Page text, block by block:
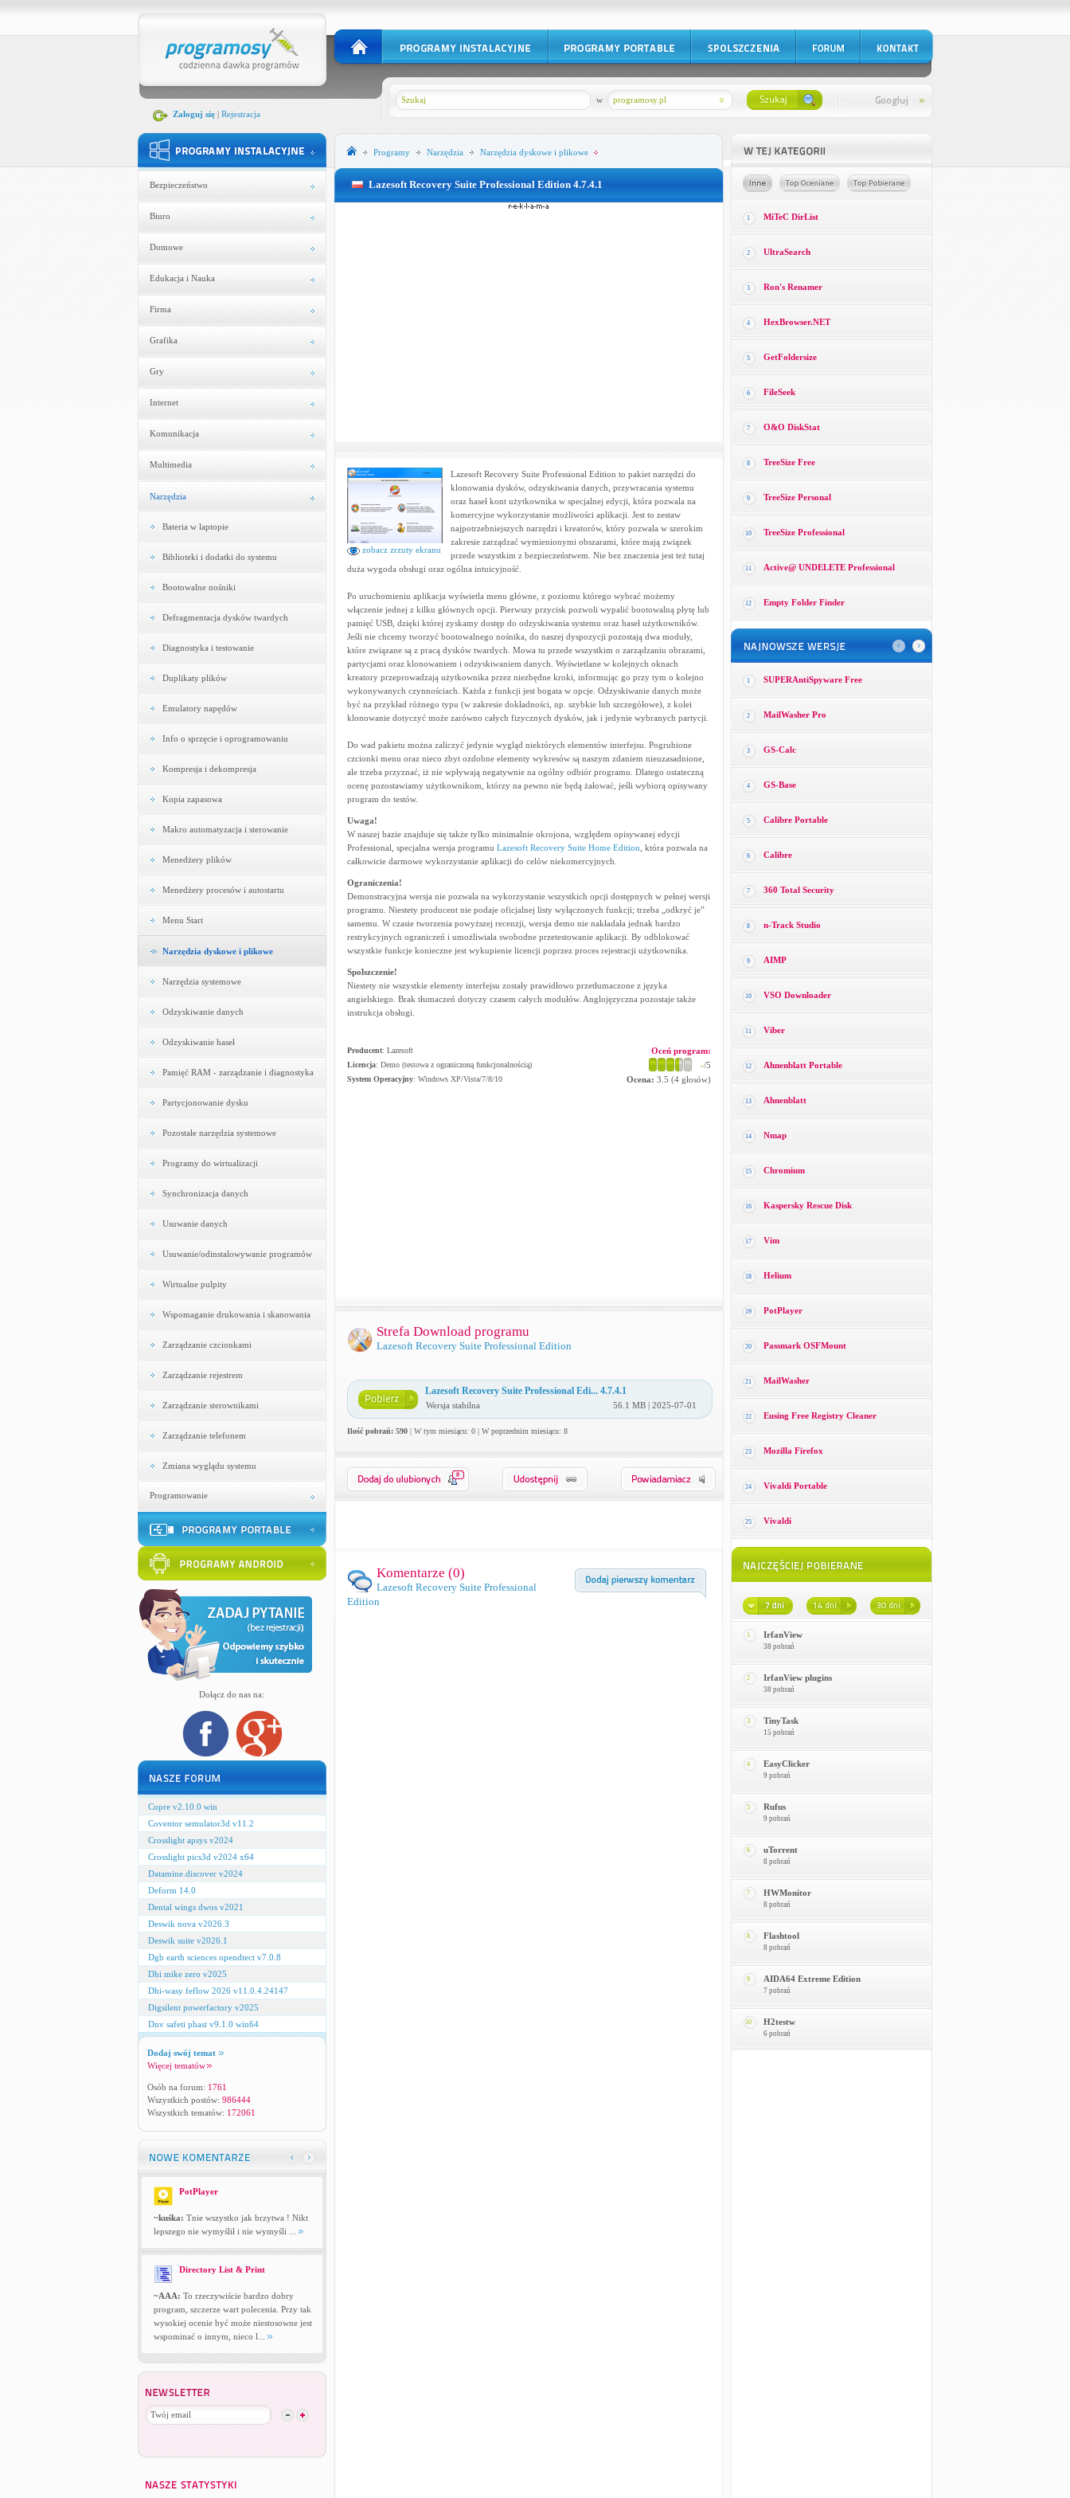
Zaloguj się| Rejestracja
programosy.pl
w
Bezpieczeństwo
Biuro
Domowe
Edukacja i Nauka
Firma
Grafika
Gry
Internet
Komunikacja
Multimedia
Narzędzia
Bateria w laptopie
Biblioteki i dodatki do systemu
Bootowalne nośniki
Defragmentacja dysków twardych
Diagnostyka i testowanie
Duplikaty plików
Emulatory napędów
Info o sprzęcie i oprogramowaniu
Kompresja i dekompresja
Kopia zapasowa
Makro automatyzacja i sterowanie
Menedżery plików
Menedżery procesów i autostartu
Menu Start
Narzędzia dyskowe i plikowe
Narzędzia systemowe
Odzyskiwanie danych
Odzyskiwanie haseł
Pamięć RAM - zarządzanie i diagnostyka
Partycjonowanie dysku
Pozostałe narzędzia systemowe
Programy do wirtualizacji
Synchronizacja danych
Usuwanie danych
Usuwanie/odinstalowywanie programów
Wirtualne pulpity
Wspomaganie drukowania i skanowania
Zarządzanie czcionkami
Zarządzanie rejestrem
Zarządzanie sterownikami
Zarządzanie telefonem
Zmiana wyglądu systemu
Programowanie
Dołącz do nas na:
Copre v2.10.0 win
Coventor semulator3d v11.2
Crosslight apsys v2024
Crosslight pics3d v2024 x64
Datamine.discover v2024
Deform 14.0
Dental wings dwos v2021
Deswik nova v2026.3
Deswik suite v2026.1
Dgb earth sciences opendtect v7.0.8
Dhi mike zero v2025
Dhi-wasy feflow 2026 v11.0.4.24147
Digsilent powerfactory v2025
Dnv safeti phast v9.1.0 win64
Dodaj swój temat
Więcej tematów
Osób na forum: 1761
Wszystkich postów: 986444
Wszystkich tematów: 172061
PotPlayer
~kuśka: Tnie wszystko jak brzytwa ! Nikt
lepszego nie wymyślił i nie wymyśli ...
Directory List & Print
~AAA: To rzeczywiście bardzo dobry
program, szczerze wart polecenia. Przy tak
wysokiej ocenie być może niestosowne jest
wspominać o innym, nieco l...
Programy Narzędzia Narzędzia dyskowe i plikowe
Lazesoft Recovery Suite Professional Edition 4.7.4.1
zobacz zrzuty ekranu
Lazesoft Recovery Suite Professional Edition to pakiet narzędzi do
klonowania dysków, odzyskiwania danych, przywracania systemu
oraz haseł kont użytkownika w specjalnej edycji, która pozwala na
komercyjne wykorzystanie możliwości aplikacji. Jest to zestaw
najpotrzebniejszych narzędzi i kreatorów, który pozwala w szerokim
zakresie zarządzać wymienionymi obszarami, które mają związek
przede wszystkim z bezpieczeństwem. Nie bez znaczenia jest też tutaj
duża wygoda obsługi oraz ogólna intuicyjność.
Po uruchomieniu aplikacja wyświetla menu główne, z poziomu którego wybrać możemy
włączenie jednej z kilku głównych opcji. Pierwszy przycisk pozwoli wypalić bootowalną płytę lub
pamięć USB, dzięki której zyskamy dostęp do odzyskiwania systemu oraz haseł użytkowników.
Jeśli nie chcemy tworzyć bootowalnego nośnika, do naszej dyspozycji pozostają dwa moduły,
które związane są z pracą dysków twardych. Mowa tu przede wszystkim o zarządzaniu obrazami,
partycjami oraz klonowaniem i odzyskiwaniem danych. Wyświetlane w kolejnych oknach
kreatory przeprowadzają użytkownika przez niezbędne kroki, informując go przy tym o kolejno
wykonywanych czynnościach. Każda z funkcji jest bogata w opcje. Odzyskiwanie danych może
być na przykład różnego typu (w zakresie dokładności, np. szybkie lub szczegółowe), z kolei
klonowanie dotyczyć może zarówno całych fizycznych dysków, jak i jedynie wybranych partycji.
Do wad pakietu można zaliczyć jedynie wygląd niektórych elementów interfejsu. Pogrubione
czcionki menu oraz nieco zbyt ozdobne elementy wykresów są naszym zdaniem nieuzasadnione,
ale trzeba przyznać, iż nie wpływają negatywnie na ogólny odbiór programu. Dlatego ostateczną
ocenę pozostawiamy użytkownikom, którzy na pewno nie będą żałować, jeśli wybiorą opisywany
program do testów.
Uwaga!
W naszej bazie znajduje się także tylko minimalnie okrojona, względem opisywanej edycji
Professional, specjalna wersja programu Lazesoft Recovery Suite Home Edition , która pozwala na
całkowicie darmowe wykorzystanie aplikacji do celów niekomercyjnych.
Ograniczenia!
Demonstracyjna wersja nie pozwala na wykorzystanie wszystkich opcji dostępnych w pełnej wersji
programu. Niestety producent nie podaje oficjalnej listy wyłączonych funkcji; trzeba „odkryć je”
samemu. W czasie tworzenia powyższej recenzji, wersja demo nie nakładała jednak bardzo
restrykcyjnych ograniczeń i umożliwiała swobodne przetestowanie aplikacji. By odblokować
wszystkie funkcje konieczne jest wykupienie licencji poprzez proces rejestracji użytkownika.
Spolszczenie!
Niestety nie wszystkie elementy interfejsu zostały prawidłowo przetłumaczone z języka
angielskiego. Brak tłumaczeń dotyczy czasem całych modułów. Anglojęzyczna pozostaje także
instrukcja obsługi.
Producent: Lazesoft
Licencja: Demo (testowa z ograniczoną funkcjonalnością)
System Operacyjny: Windows XP/Vista/7/8/10
Oceń program:
-/5
Ocena: 3.5 (4głosów)
Strefa Download programu
Lazesoft Recovery Suite Professional Edition
Lazesoft Recovery Suite Professional Edi... 4.7.4.1
Wersja stabilna 56.1 MB | 2025-07-01
Ilość pobrań: 590| W tym miesiącu: 0 | W poprzednim miesiącu: 8
0
Komentarze (0)
Lazesoft Recovery Suite Professional
Edition
1 MiTeC DirList
2 UltraSearch
3 Ron's Renamer
4 HexBrowser.NET
5 GetFoldersize
6 FileSeek
7 O&O DiskStat
8 TreeSize Free
9 TreeSize Personal
10 TreeSize Professional
11 Active@ UNDELETE Professional
12 Empty Folder Finder
1 SUPERAntiSpyware Free
2 MailWasher Pro
3 GS-Calc
4 GS-Base
5 Calibre Portable
6 Calibre
7 360 Total Security
8 n-Track Studio
9 AIMP
10 VSO Downloader
11 Viber
12 Ahnenblatt Portable
13 Ahnenblatt
14 Nmap
15 Chromium
16 Kaspersky Rescue Disk
17 Vim
18 Helium
19 PotPlayer
20 Passmark OSFMount
21 MailWasher
22 Eusing Free Registry Cleaner
23 Mozilla Firefox
24 Vivaldi Portable
25 Vivaldi
1 IrfanView
38 pobrań
2 IrfanView plugins
38 pobrań
3 TinyTask
15 pobrań
4 EasyClicker
9 pobrań
5 Rufus
9 pobrań
6 uTorrent
8 pobrań
7 HWMonitor
8 pobrań
8 Flashtool
8 pobrań
9 AIDA64 Extreme Edition
7 pobrań
10 H2testw
6 pobrań